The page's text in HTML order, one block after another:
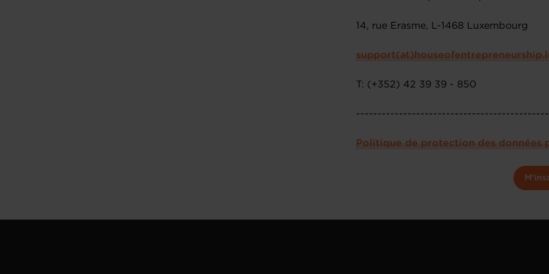
14, rue Erasme, L-1468 Luxembourg
T: (+352) 42 39 39 - 850
Politique de protection des données